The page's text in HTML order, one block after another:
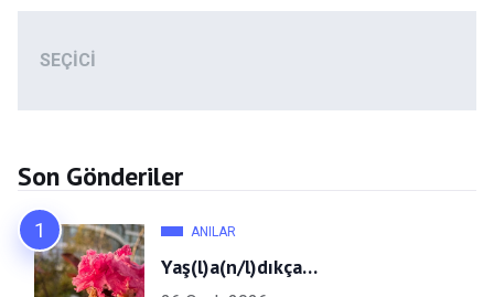
SEÇICI
Son Gönderiler
ANILAR
Yaş(l)a(n/l)dıkça…